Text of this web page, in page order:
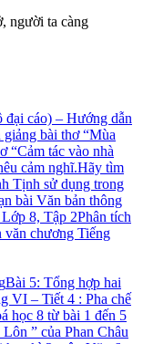
người ta càng
cáo) – Hướng dẫn
bài thơ “Mùa
“Cảm tác vào nhà
cảm nghĩ.Hãy tìm
Tịnh sử dụng trong
bài Văn bản thông
8, Tập 2Phân tích
văn chương Tiếng
Bài 5: Tổng hợp hai
VI – Tiết 4 : Pha chế
học 8 từ bài 1 đến 5
” của Phan Châu